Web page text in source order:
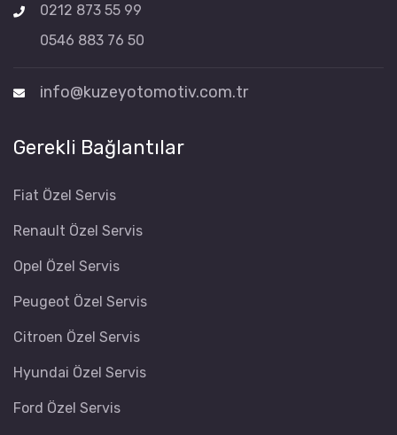
0212 873 55 99
0546 883 76 50
info@kuzeyotomotiv.com.tr
Gerekli Bağlantılar
Fiat Özel Servis
Renault Özel Servis
Opel Özel Servis
Peugeot Özel Servis
Citroen Özel Servis
Hyundai Özel Servis
Ford Özel Servis